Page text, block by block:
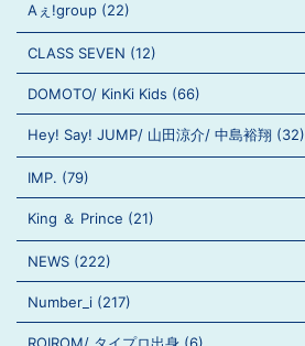
Aぇ!group (22)
CLASS SEVEN (12)
DOMOTO/ KinKi Kids (66)
Hey! Say! JUMP/ 山田涼介/ 中島裕翔 (32)
IMP. (79)
King ＆ Prince (21)
NEWS (222)
Number_i (217)